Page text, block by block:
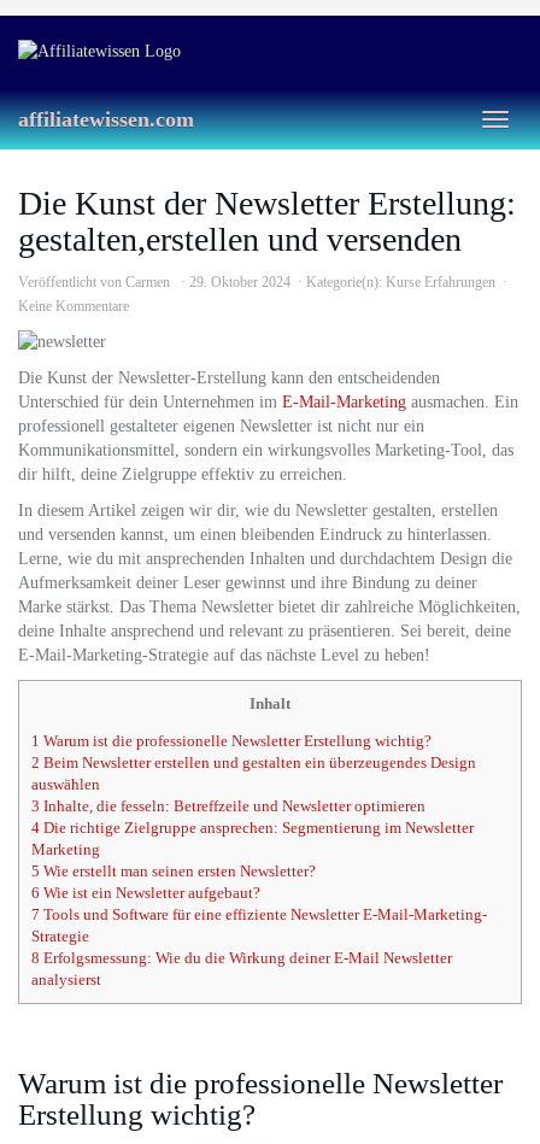
main
Toggle
affiliatewissen.com
Die Kunst der Newsletter Erstellung:
gestalten,erstellen und versenden
Veröffentlicht von Carmen 29. Oktober 2024 Kategorie(n): Kurse Erfahrungen
Keine Kommentare
Die Kunst der Newsletter-Erstellung kann den entscheidenden
Unterschied für dein Unternehmen im E-Mail-Marketing ausmachen. Ein
professionell gestalteter eigenen Newsletter ist nicht nur ein
Kommunikationsmittel, sondern ein wirkungsvolles Marketing-Tool, das
dir hilft, deine Zielgruppe effektiv zu erreichen.
In diesem Artikel zeigen wir dir, wie du Newsletter gestalten, erstellen
und versenden kannst, um einen bleibenden Eindruck zu hinterlassen.
Lerne, wie du mit ansprechenden Inhalten und durchdachtem Design die
Aufmerksamkeit deiner Leser gewinnst und ihre Bindung zu deiner
Marke stärkst. Das Thema Newsletter bietet dir zahlreiche Möglichkeiten,
deine Inhalte ansprechend und relevant zu präsentieren. Sei bereit, deine
E-Mail-Marketing-Strategie auf das nächste Level zu heben!
Inhalt
1 Warum ist die professionelle Newsletter Erstellung wichtig?
2 Beim Newsletter erstellen und gestalten ein überzeugendes Design
auswählen
3 Inhalte, die fesseln: Betreffzeile und Newsletter optimieren
4 Die richtige Zielgruppe ansprechen: Segmentierung im Newsletter
Marketing
5 Wie erstellt man seinen ersten Newsletter?
6 Wie ist ein Newsletter aufgebaut?
7 Tools und Software für eine effiziente Newsletter E-Mail-Marketing-
Strategie
8 Erfolgsmessung: Wie du die Wirkung deiner E-Mail Newsletter
analysierst
Warum ist die professionelle Newsletter
Erstellung wichtig?